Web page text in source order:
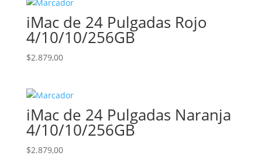
iMac de 24 Pulgadas Rojo
4/10/10/256GB
$2.879,00
iMac de 24 Pulgadas Naranja
4/10/10/256GB
$2.879,00